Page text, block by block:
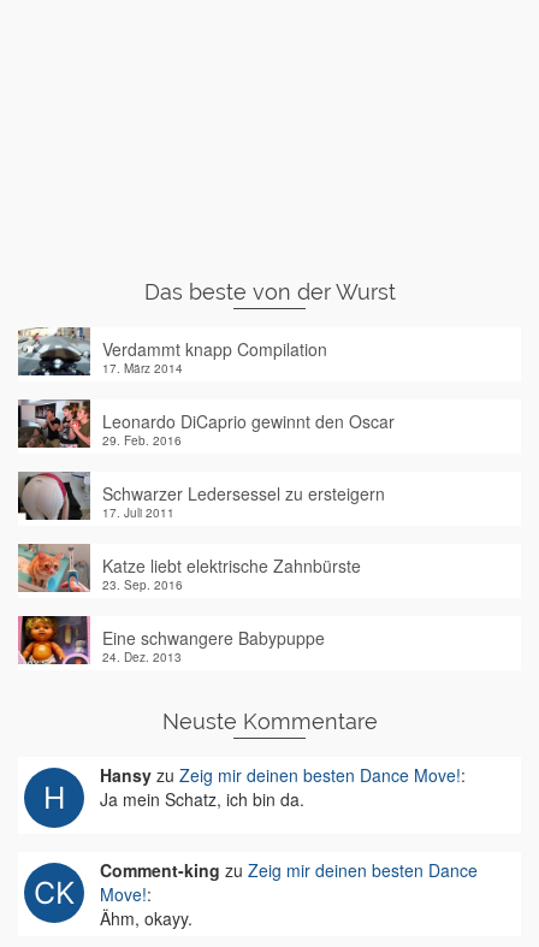
Das beste von der Wurst
Verdammt knapp Compilation
17. März 2014
Leonardo DiCaprio gewinnt den Oscar
29. Feb. 2016
Schwarzer Ledersessel zu ersteigern
17. Juli 2011
Katze liebt elektrische Zahnbürste
23. Sep. 2016
Eine schwangere Babypuppe
24. Dez. 2013
Neuste Kommentare
Hansy zu Zeig mir deinen besten Dance Move!:
Ja mein Schatz, ich bin da.
Comment-king zu Zeig mir deinen besten Dance
Move!:
Ähm, okayy.